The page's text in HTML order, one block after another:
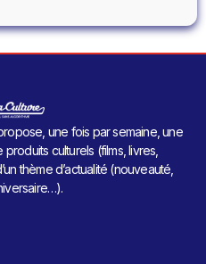
une fois par semaine, une
culturels (films, livres,
thème d’actualité (nouveauté,